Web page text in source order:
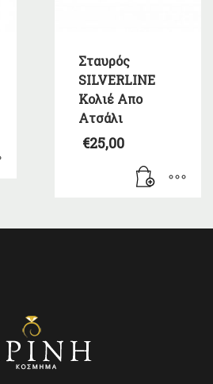
Σταυρός
SILVERLINE
Κολιέ Απο
Ατσάλι
€25,00